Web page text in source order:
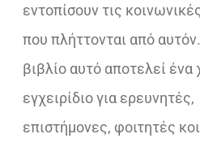
εντοπίσουν τις
που πλήττονται από
βιβλίο αυτό αποτελεί ένα
εγχειρίδιο για ερευνητές,
επιστήμονες, φοιτητές